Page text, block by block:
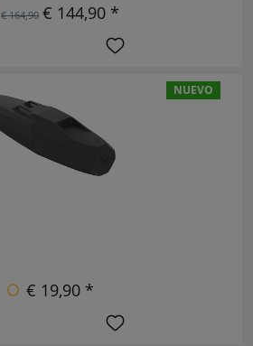
€ 164,90 € 144,90 *
NUEVO
€ 19,90 *